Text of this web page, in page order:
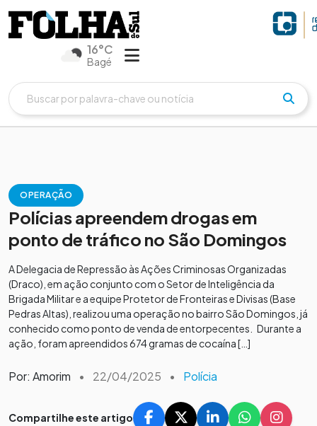
16°C
Bagé
OPERAÇÃO
Polícias apreendem drogas em
ponto de tráfico no São Domingos
A Delegacia de Repressão às Ações Criminosas Organizadas
(Draco), em ação conjunto com o Setor de Inteligência da
Brigada Militar e a equipe Protetor de Fronteiras e Divisas (Base
Pedras Altas), realizou uma operação no bairro São Domingos, já
conhecido como ponto de venda de entorpecentes. Durante a
ação, foram apreendidos 674 gramas de cocaína […]
Por: Amorim • 22/04/2025 • Polícia
Compartilhe este artigo